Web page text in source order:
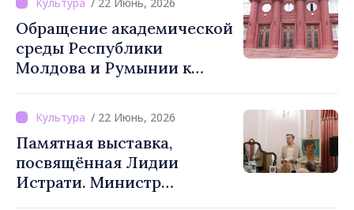
Обращение академической
среды Республики
Молдова и Румынии к
Дану: «Воссоединение
румынского народа
является легитимным
вариантом»
/ 22 Июнь, 2026
Памятная выставка,
посвящённая Лидии
Истрати. Министр